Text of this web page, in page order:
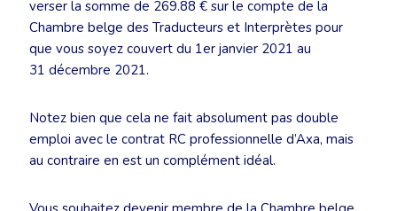
verser la somme de 269.88 € sur le compte de la
Chambre belge des Traducteurs et Interprètes pour
que vous soyez couvert du 1er janvier 2021 au
31 décembre 2021.
Notez bien que cela ne fait absolument pas double
emploi avec le contrat RC professionnelle d’Axa, mais
au contraire en est un complément idéal.